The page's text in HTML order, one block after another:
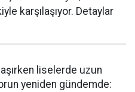
karşılaşıyor. Detaylar
liselerde uzun
yeniden gündemde: